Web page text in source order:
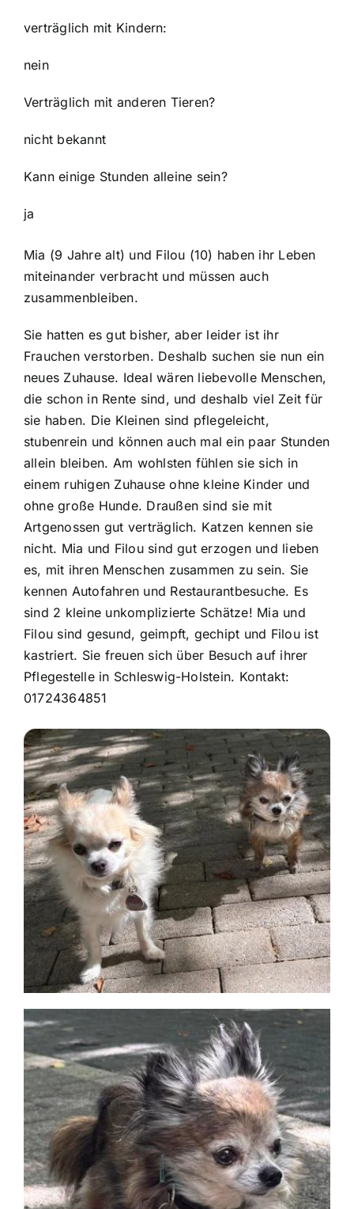
verträglich mit Kindern:
nein
Verträglich mit anderen Tieren?
nicht bekannt
Kann einige Stunden alleine sein?
ja
Mia (9 Jahre alt) und Filou (10) haben ihr Leben
miteinander verbracht und müssen auch
zusammenbleiben.
Sie hatten es gut bisher, aber leider ist ihr
Frauchen verstorben. Deshalb suchen sie nun ein
neues Zuhause. Ideal wären liebevolle Menschen,
die schon in Rente sind, und deshalb viel Zeit für
sie haben. Die Kleinen sind pflegeleicht,
stubenrein und können auch mal ein paar Stunden
allein bleiben. Am wohlsten fühlen sie sich in
einem ruhigen Zuhause ohne kleine Kinder und
ohne große Hunde. Draußen sind sie mit
Artgenossen gut verträglich. Katzen kennen sie
nicht. Mia und Filou sind gut erzogen und lieben
es, mit ihren Menschen zusammen zu sein. Sie
kennen Autofahren und Restaurantbesuche. Es
sind 2 kleine unkomplizierte Schätze! Mia und
Filou sind gesund, geimpft, gechipt und Filou ist
kastriert. Sie freuen sich über Besuch auf ihrer
Pflegestelle in Schleswig-Holstein. Kontakt:
01724364851